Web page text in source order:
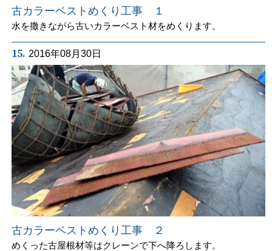
古カラーベストめくり工事 １
水を撒きながら古いカラーベスト材をめくります。
15. 2016年08月30日
古カラーベストめくり工事 ２
めくった古屋根材等はクレーンで下へ降ろします。